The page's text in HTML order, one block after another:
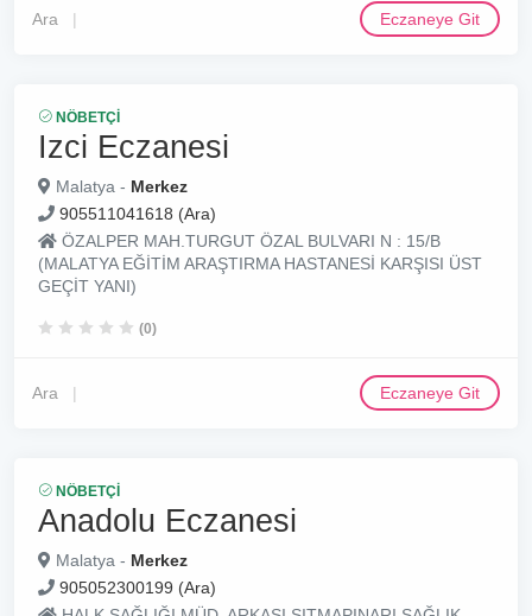
Ara Eczaneye Git
NÖBETÇI
Izci Eczanesi
Malatya - Merkez
905511041618 (Ara)
ÖZALPER MAH.TURGUT ÖZAL BULVARI N : 15/B
(MALATYA EĞİTİM ARAŞTIRMA HASTANESİ KARŞISI ÜST
GEÇİT YANI)
(0)
Ara Eczaneye Git
NÖBETÇI
Anadolu Eczanesi
Malatya - Merkez
905052300199 (Ara)